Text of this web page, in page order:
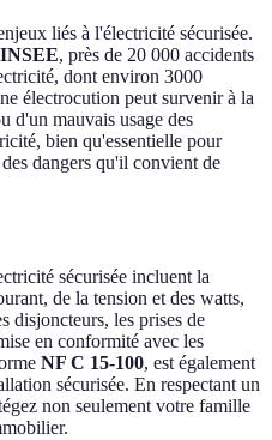
liés à l'électricité sécurisée.
INSEE, près de 20 000 accidents
dont environ 3000
électrocution peut survenir à la
d'un mauvais usage des
bien qu'essentielle pour
dangers qu'il convient de
sécurisée incluent la
de la tension et des watts,
disjoncteurs, les prises de
en conformité avec les
NF C 15-100, est également
sécurisée. En respectant un
non seulement votre famille